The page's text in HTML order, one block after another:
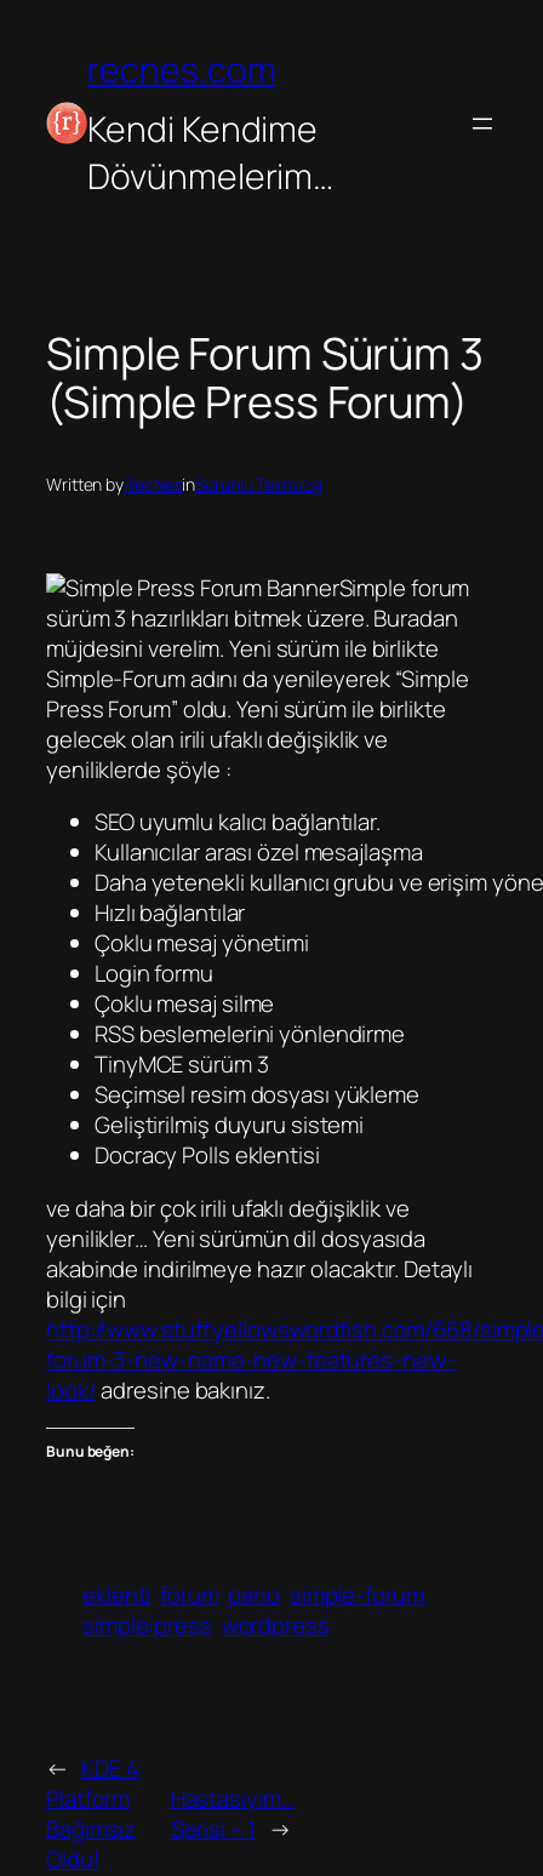
recnes.com
Kendi Kendime
Dövünmelerim…
Simple Forum Sürüm 3
(Simple Press Forum)
Written byRecNesinSorunlu Teknoloji
Simple forum
sürüm 3 hazırlıkları bitmek üzere. Buradan
müjdesini verelim. Yeni sürüm ile birlikte
Simple-Forum adını da yenileyerek “Simple
Press Forum” oldu. Yeni sürüm ile birlikte
gelecek olan irili ufaklı değişiklik ve
yeniliklerde şöyle :
SEO uyumlu kalıcı bağlantılar.
Kullanıcılar arası özel mesajlaşma
Daha yetenekli kullanıcı grubu ve erişim
Hızlı bağlantılar
Çoklu mesaj yönetimi
Login formu
Çoklu mesaj silme
RSS beslemelerini yönlendirme
TinyMCE sürüm 3
Seçimsel resim dosyası yükleme
Geliştirilmiş duyuru sistemi
Docracy Polls eklentisi
ve daha bir çok irili ufaklı değişiklik ve
yenilikler… Yeni sürümün dil dosyasıda
akabinde indirilmeye hazır olacaktır. Detaylı
bilgi için
http://www.stuff.yellowswordfish.com/668/
forum-3-new-name-new-features-new-
look/adresine bakınız.
Bunu beğen:
eklenti forum pano simple-forum
simple:press wordpress
← KDE 4
Platform
Bağımsız
Oldu!
Hastasıyım…
Serisi – 1 →